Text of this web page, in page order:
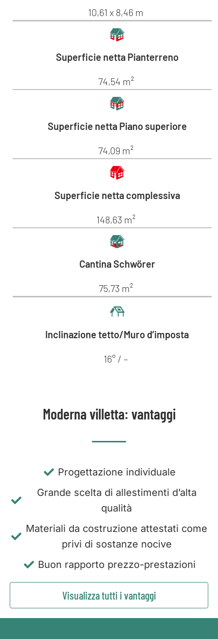
10,61 x 8,46 m
Superficie netta Pianterreno
74,54 m²
Superficie netta Piano superiore
74,09 m²
Superficie netta complessiva
148,63 m²
Cantina Schwörer
75,73 m²
Inclinazione tetto/Muro d’imposta
16° / –
Moderna villetta: vantaggi
Progettazione individuale
Grande scelta di allestimenti d’alta
qualità
Materiali da costruzione attestati come
privi di sostanze nocive
Buon rapporto prezzo-prestazioni
Visualizza tutti i vantaggi